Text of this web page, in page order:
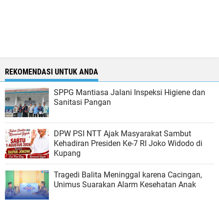
REKOMENDASI UNTUK ANDA
SPPG Mantiasa Jalani Inspeksi Higiene dan
Sanitasi Pangan
DPW PSI NTT Ajak Masyarakat Sambut
Kehadiran Presiden Ke-7 RI Joko Widodo di
Kupang
Tragedi Balita Meninggal karena Cacingan,
Unimus Suarakan Alarm Kesehatan Anak